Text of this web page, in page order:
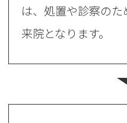
は、処置や診察の
来院となります。